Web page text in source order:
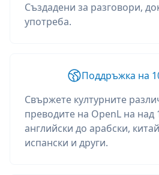
Създадени за разговори,
употреба.
Поддръжка на
Свържете културните
преводите на OpenL на над
английски до арабски,
испански и други.